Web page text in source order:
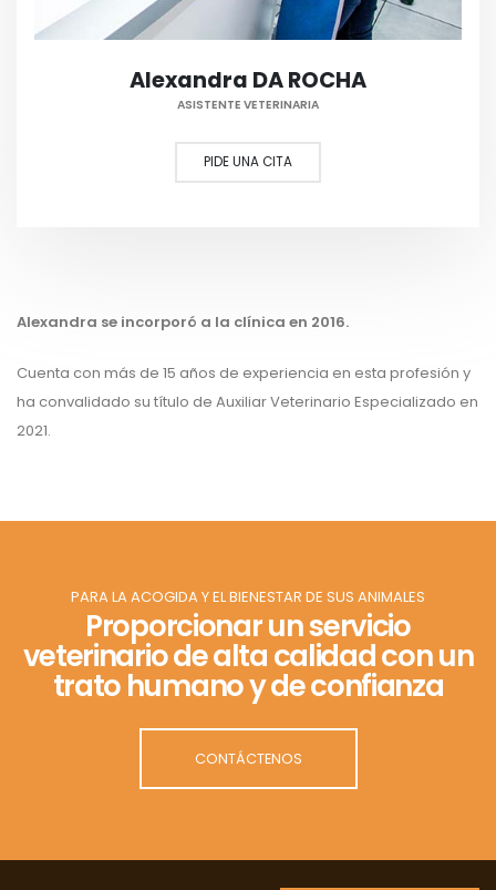
Alexandra DA ROCHA
ASISTENTE VETERINARIA
PIDE UNA CITA
Alexandra se incorporó a la clínica en 2016.
Cuenta con más de 15 años de experiencia en esta profesión y
ha convalidado su título de Auxiliar Veterinario Especializado en
2021.
PARA LA ACOGIDA Y EL BIENESTAR DE SUS ANIMALES
Proporcionar un servicio
veterinario de alta calidad con un
trato humano y de confianza
CONTÁCTENOS